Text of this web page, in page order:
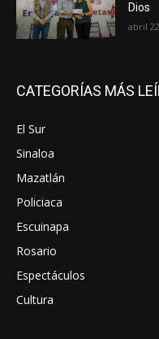
Dios
abril
CATEGORÍAS MÁS
El Sur
Sinaloa
Mazatlán
Policiaca
Escuinapa
Rosario
Espectáculos
Cultura